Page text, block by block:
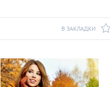
В ЗАКЛАДКИ